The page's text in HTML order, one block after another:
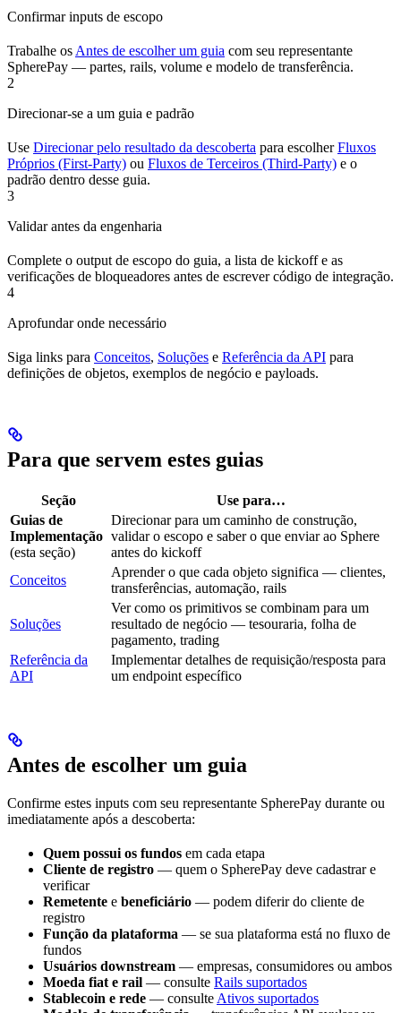
Confirmar inputs de escopo
Trabalhe os Antes de escolher um guia com seu representante
SpherePay — partes, rails, volume e modelo de transferência.
2
Direcionar-se a um guia e padrão
Use Direcionar pelo resultado da descoberta para escolherFluxos
Próprios (First-Party) ou Fluxos de Terceiros (Third-Party) e o
padrão dentro desse guia.
3
Validar antes da engenharia
Complete o output de escopo do guia, a lista de kickoff e as
verificações de bloqueadores antes de escrever código de integração.
4
Aprofundar onde necessário
Siga links para Conceitos, Soluções e Referência da API para
definições de objetos, exemplos de negócio e payloads.
Para que servem estes guias
Seção
Use para…
Guias de
Implementação
(esta seção)
Direcionar para um caminho de construção,
validar o escopo e saber o que enviar ao Sphere
antes do kickoff
Conceitos
Aprender o que cada objeto significa — clientes,
transferências, automação, rails
Soluções
Ver como os primitivos se combinam para um
resultado de negócio — tesouraria, folha de
pagamento, trading
Referência da
API
Implementar detalhes de requisição/resposta para
um endpoint específico
Antes de escolher um guia
Confirme estes inputs com seu representante SpherePay durante ou
imediatamente após a descoberta:
Quem possui os fundos em cada etapa
Cliente de registro — quem o SpherePay deve cadastrar e
verificar
Remetente e beneficiário — podem diferir do cliente de
registro
Função da plataforma — se sua plataforma está no fluxo de
fundos
Usuários downstream — empresas, consumidores ou ambos
Moeda fiat e rail — consulte Rails suportados
Stablecoin e rede — consulte Ativos suportados